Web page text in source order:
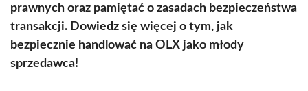
prawnych oraz pamiętać o zasadach bezpieczeństwa
transakcji. Dowiedz się więcej o tym, jak
bezpiecznie handlować na OLX jako młody
sprzedawca!